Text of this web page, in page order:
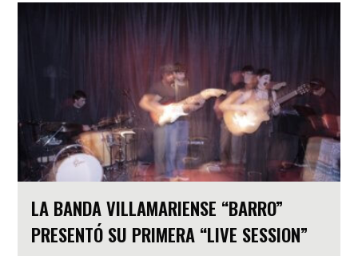
LA BANDA VILLAMARIENSE “BARRO”
PRESENTÓ SU PRIMERA “LIVE SESSION”